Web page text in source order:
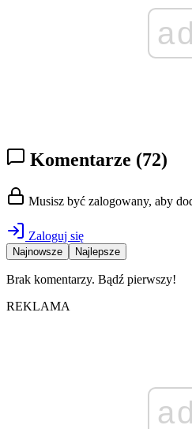
ad
Komentarze (72)
Musisz być zalogowany, aby
Zaloguj się
Najnowsze Najlepsze
Brak komentarzy. Bądź pierwszy!
REKLAMA
ad